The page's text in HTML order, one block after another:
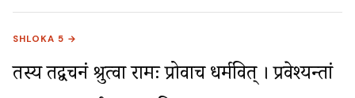
SHLOKA 5 →
तस्य तद्वचनं श्रुत्वा रामः प्रोवाच धर्मवित् । प्रवेश्यन्तां